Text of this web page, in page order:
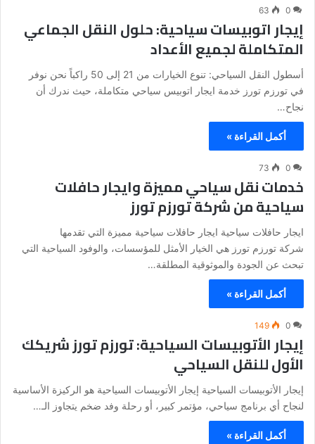
0
63
إيجار اتوبيسات سياحية: حلول النقل الجماعي
المتكاملة لجميع الأعداد
أسطول النقل السياحي: تنوع الخيارات من 21 إلى 50 راكباً نحن نوفر
في تورزم تورز خدمة ايجار اتوبيس سياحي متكاملة، حيث ندرك أن
نجاح…
أكمل القراءة »
0
73
خدمات نقل سياحي مميزة وايجار حافلات
سياحية من شركة تورزم تورز
ايجار حافلات سياحية ايجار حافلات سياحية مميزة التي تقدمها
شركة تورزم تورز هي الخيار الأمثل للمؤسسات، والوفود السياحية التي
تبحث عن الجودة والموثوقية المطلقة…
أكمل القراءة »
0
149
إيجار الأتوبيسات السياحية: تورزم تورز شريكك
الأول للنقل السياحي
إيجار الأتوبيسات السياحية إيجار الأتوبيسات السياحية هو الركيزة الأساسية
لنجاح أي برنامج سياحي، مؤتمر كبير، أو رحلة وفد ضخم يتجاوز الـ…
أكمل القراءة »